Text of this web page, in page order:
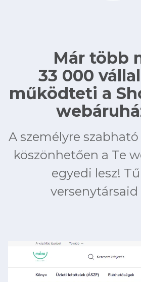
Már több
33 000
működteti a
A személyre
köszönhetően a Te
egyedi lesz!
versenytársaid